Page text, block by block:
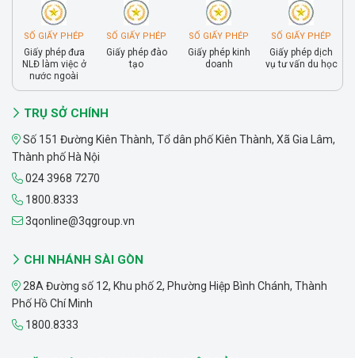
SỐ GIẤY PHÉP
Giấy phép đưa
NLĐ làm việc ở
nước ngoài
SỐ GIẤY PHÉP
Giấy phép đào
tạo
SỐ GIẤY PHÉP
Giấy phép kinh
doanh
SỐ GIẤY PHÉP
Giấy phép dịch
vụ tư vấn du học
TRỤ SỞ CHÍNH
Số 151 Đường Kiên Thành, Tổ dân phố Kiên Thành, Xã Gia Lâm,
Thành phố Hà Nội
024 3968 7270
1800.8333
3qonline@3qgroup.vn
CHI NHÁNH SÀI GÒN
28A Đường số 12, Khu phố 2, Phường Hiệp Bình Chánh, Thành
Phố Hồ Chí Minh
1800.8333